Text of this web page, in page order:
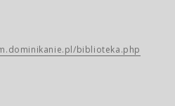
biblioteka.php